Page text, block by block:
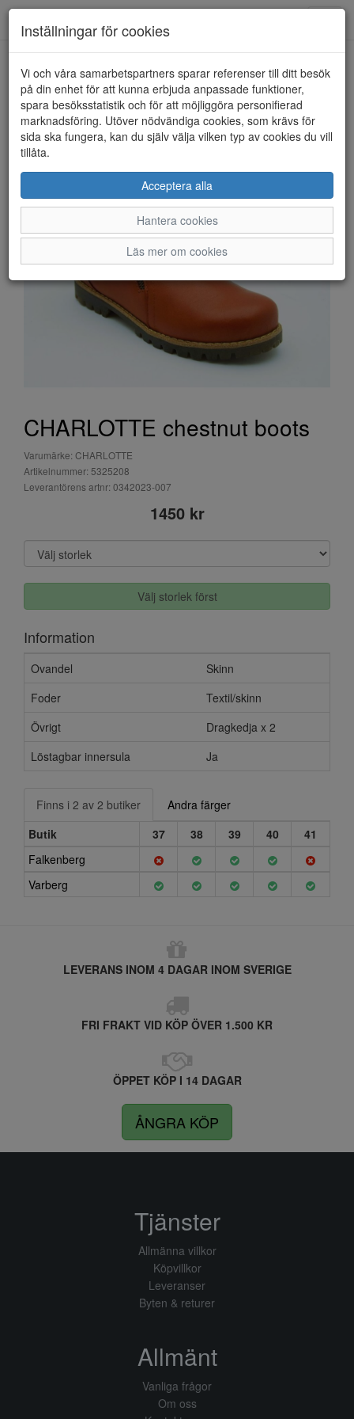
HEM CHARLOTTE
CHARLOTTE chestnut boots
Varumärke: CHARLOTTE
Artikelnummer: 5325208
Leverantörens artnr: 0342023-007
1450 kr
Välj storlek först
Information
Ovandel
Skinn
Foder
Textil/skinn
Övrigt
Dragkedja x 2
Löstagbar innersula
Ja
Finns i 2 av 2 butiker
Andra färger
Butik
37 38 39 40
41
Falkenberg
Varberg
LEVERANS INOM 4 DAGAR INOM SVERIGE
FRI FRAKT VID KÖP ÖVER 1.500 KR
ÖPPET KÖP I 14 DAGAR
ÅNGRA KÖP
Inställningar för cookies
Vi och våra samarbetspartners sparar referenser till ditt besök
på din enhet för att kunna erbjuda anpassade funktioner,
spara besöksstatistik och för att möjliggöra personifierad
marknadsföring. Utöver nödvändiga cookies, som krävs för
sida ska fungera, kan du själv välja vilken typ av cookies du vill
tillåta.
Acceptera alla
Hantera cookies
Läs mer om cookies
Tjänster
Allmänna villkor
Köpvillkor
Leveranser
Byten & returer
Allmänt
Vanliga frågor
Om oss